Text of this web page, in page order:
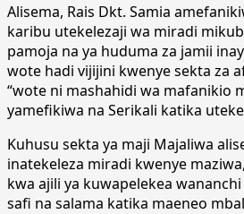
Alisema, Rais Dkt. Samia
karibu utekelezaji wa miradi
pamoja na ya huduma za jamii
wote hadi vijijini kwenye sekta za
“wote ni mashahidi wa mafanikio
yamefikiwa na Serikali katika
Kuhusu sekta ya maji Majaliwa
inatekeleza miradi kwenye
kwa ajili ya kuwapelekea
safi na salama katika maeneo